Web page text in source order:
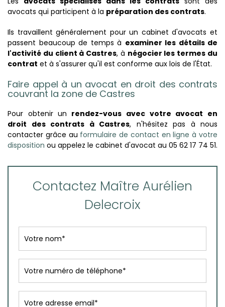
avocats qui participent à la préparation des contrats.
Ils travaillent généralement pour un cabinet d'avocats et
passent beaucoup de temps à examiner les détails de
l'activité du client à Castres, à négocier les termes du
contrat et à s'assurer qu'il est conforme aux lois de l'État.
Faire appel à un avocat en droit des contrats
couvrant la zone de Castres
Pour obtenir un rendez-vous avec votre avocat en
droit des contrats à Castres, n'hésitez pas à nous
contacter grâce au formulaire de contact en ligne à votre
disposition ou appelez le cabinet d'avocat au 05 62 17 74 51.
Contactez Maître Aurélien
Delecroix